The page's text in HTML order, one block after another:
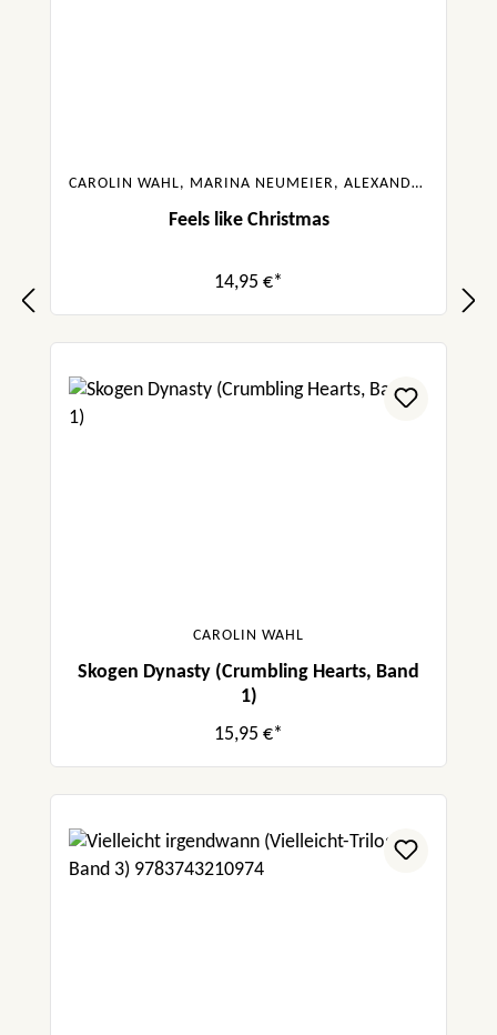
CAROLIN WAHL, MARINA NEUMEIER, ALEXANDRA FLINT, KYRA GROH, GABRIELLA SANTOS DE LIMA
Feels like Christmas
14,95 €*
CAROLIN WAHL
Skogen Dynasty (Crumbling Hearts, Band
1)
15,95 €*